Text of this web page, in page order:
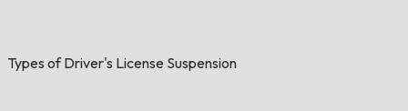
Types of Driver's License Suspension